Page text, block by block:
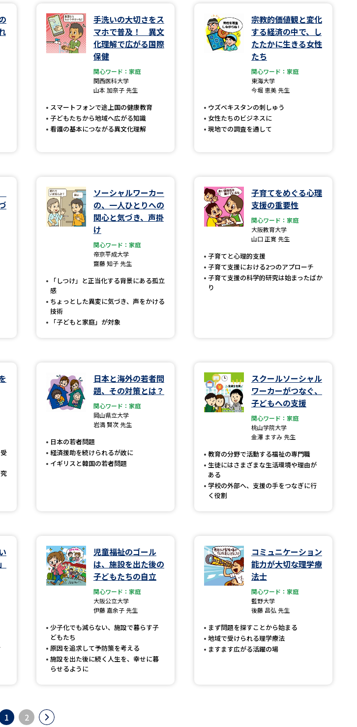
大学で学べる内容や特徴を調べる
新増設大学・学部・学科特集
国際・グローバルに強い大学特集
奨学金・特待生制度特集
新学年スタート号特集ページ（高3生用）
新学年スタート号特集ページ（高2生用）
SELFBRAND特集ページ
来場型・Web型イベント特集
夢ナビライブ
受験準備 資料検索
受験スケジュールを立てよう
先輩が入学を決めた理由
テレメール全国一斉進学調査
大学で学びたい学問発見
学問のミニ講義「夢ナビ講義」 学問分野解説 夢ナビライブ
ユーザーサポート
このサイトについて
手洗いの大切さをス
マホで普及！ 異文
化理解で広がる国際
保健
関心ワード：家庭
関西医科大学
山本 加奈子 先生
スマートフォンで途上国の健康教育
子どもたちから地域へ広がる知識
看護の基本につながる異文化理解
宗教的価値観と変化
する経済の中で、し
たたかに生きる女性
たち
関心ワード：家庭
東海大学
今堀 恵美 先生
ウズベキスタンの刺しゅう
女性たちのビジネスに
現地での調査を通して
ソーシャルワーカー
の、一人ひとりへの
関心と気づき、声掛
け
関心ワード：家庭
帝京平成大学
齋藤 知子 先生
「しつけ」と正当化する背景にある孤立
感
ちょっとした異変に気づき、声をかける
技術
「子どもと家庭」が対象
子育てをめぐる心理
支援の重要性
関心ワード：家庭
大阪教育大学
山口 正寛 先生
子育てと心理的支援
子育て支援における2つのアプローチ
子育て支援の科学的研究は始まったばか
り
日本と海外の若者問
題、その対策とは？
関心ワード：家庭
岡山県立大学
岩満 賢次 先生
日本の若者問題
経済援助を続けられるが故に
イギリスと韓国の若者問題
スクールソーシャル
ワーカーがつなぐ、
子どもへの支援
関心ワード：家庭
桃山学院大学
金澤 ますみ 先生
教育の分野で活動する福祉の専門職
生徒にはさまざまな生活環境や理由が
ある
学校の外部へ、支援の手をつなぎに行
く役割
児童福祉のゴール
は、施設を出た後の
子どもたちの自立
関心ワード：家庭
大阪公立大学
伊藤 嘉余子 先生
少子化でも減らない、施設で暮らす子
どもたち
原因を追求して予防策を考える
施設を出た後に続く人生を、幸せに暮
らせるように
コミュニケーション
能力が大切な理学療
法士
関心ワード：家庭
藍野大学
後藤 昌弘 先生
まず問題を探すことから始まる
地域で受けられる理学療法
ますます広がる活躍の場
1 2